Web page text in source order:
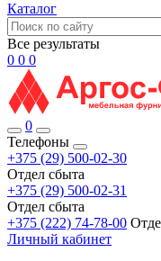
Каталог
Все результаты
0 0 0
0
Телефоны
+375 (29) 500-02-30
Отдел сбыта
+375 (29) 500-02-31
Отдел сбыта
+375 (222) 74-78-00
Личный кабинет